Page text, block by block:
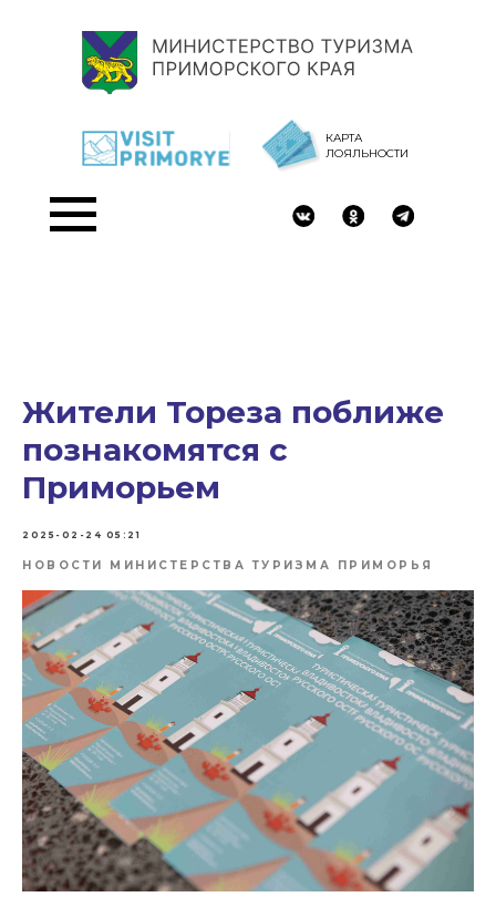
КАРТА
ЛОЯЛЬНОСТИ
Жители Тореза поближе
познакомятся с
Приморьем
2025-02-24 05:21
НОВОСТИ МИНИСТЕРСТВА ТУРИЗМА ПРИМОРЬЯ